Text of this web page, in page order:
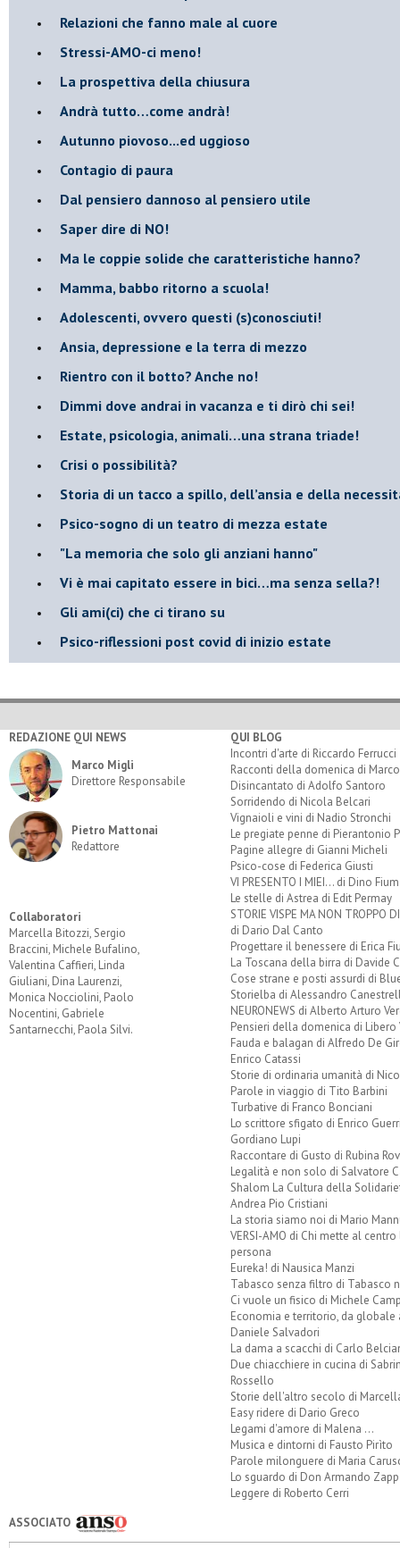
​Relazioni che fanno male al cuore
​Stressi-AMO-ci meno!
​La prospettiva della chiusura
​Andrà tutto…come andrà!
Autunno piovoso...ed uggioso
​Contagio di paura
​Dal pensiero dannoso al pensiero utile
​Saper dire di NO!
​Ma le coppie solide che caratteristiche hanno?
​Mamma, babbo ritorno a scuola!
Adolescenti, ovvero questi (s)conosciuti!
Ansia, depressione e la terra di mezzo
​Rientro con il botto? Anche no!
Dimmi dove andrai in vacanza e ti dirò chi sei!
​Estate, psicologia, animali…una strana triade!
​Crisi o possibilità?
​Storia di un tacco a spillo, dell’ansia e della
​Psico-sogno di un teatro di mezza estate
"La memoria che solo gli anziani hanno"
​Vi è mai capitato essere in bici…ma senza sella?!
​Gli ami(ci) che ci tirano su
Psico-riflessioni post covid di inizio estate
REDAZIONE QUI NEWS
Marco Migli
Direttore Responsabile
Pietro Mattonai
Redattore
Collaboratori
Marcella Bitozzi, Sergio
Braccini, Michele Bufalino,
Valentina Caffieri, Linda
Giuliani, Dina Laurenzi,
Monica Nocciolini, Paolo
Nocentini, Gabriele
Santarnecchi, Paola Silvi.
QUI BLOG
Incontri d'arte di Riccardo Ferrucci
Racconti della domenica di
Disincantato di Adolfo Santoro
Sorridendo di Nicola Belcari
Vignaioli e vini di Nadio Stronchi
Le pregiate penne di Pierantonio
Pagine allegre di Gianni Micheli
Psico-cose di Federica Giusti
VI PRESENTO I MIEI... di Dino
Le stelle di Astrea di Edit Permay
STORIE VISPE MA NON TROPPO
di Dario Dal Canto
Progettare il benessere di Erica
La Toscana della birra di Davide
Cose strane e posti assurdi di
Storielba di Alessandro
NEURONEWS di Alberto Arturo
Pensieri della domenica di Libero
Fauda e balagan di Alfredo De
Enrico Catassi
Storie di ordinaria umanità di
Parole in viaggio di Tito Barbini
Turbative di Franco Bonciani
Lo scrittore sfigato di Enrico
Gordiano Lupi
Raccontare di Gusto di Rubina
Legalità e non solo di Salvatore
Shalom La Cultura della
Andrea Pio Cristiani
La storia siamo noi di Mario
VERSI-AMO di Chi mette al centro
persona
Eureka! di Nausica Manzi
Tabasco senza filtro di Tabasco
Ci vuole un fisico di Michele
Economia e territorio, da globale
Daniele Salvadori
La dama a scacchi di Carlo
Due chiacchiere in cucina di
Rossello
Storie dell'altro secolo di
Easy ridere di Dario Greco
Legami d'amore di Malena ...
Musica e dintorni di Fausto Pirìto
Parole milonguere di Maria
Lo sguardo di Don Armando
Leggere di Roberto Cerri
ASSOCIATO